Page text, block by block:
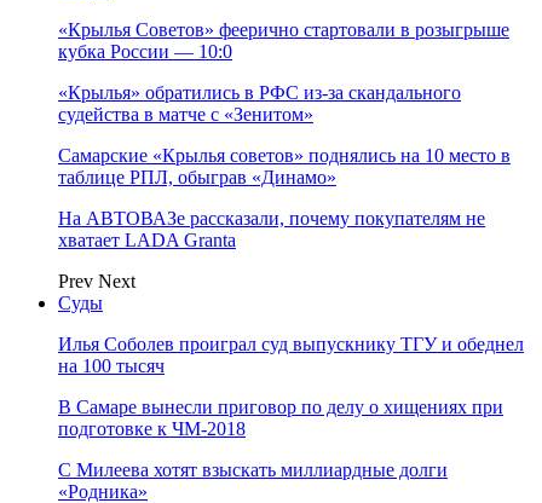
«Крылья Советов» феерично стартовали в розыгрыше
кубка России — 10:0
«Крылья» обратились в РФС из-за скандального
судейства в матче с «Зенитом»
Самарские «Крылья советов» поднялись на 10 место в
таблице РПЛ, обыграв «Динамо»
На АВТОВАЗе рассказали, почему покупателям не
хватает LADA Granta
Prev Next
Суды
Илья Соболев проиграл суд выпускнику ТГУ и обеднел
на 100 тысяч
В Самаре вынесли приговор по делу о хищениях при
подготовке к ЧМ-2018
С Милеева хотят взыскать миллиардные долги
«Родника»